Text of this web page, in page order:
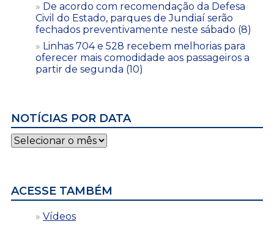
De acordo com recomendação da Defesa
Civil do Estado, parques de Jundiaí serão
fechados preventivamente neste sábado (8)
Linhas 704 e 528 recebem melhorias para
oferecer mais comodidade aos passageiros a
partir de segunda (10)
NOTÍCIAS POR DATA
Notícias
por
ACESSE TAMBÉM
Vídeos